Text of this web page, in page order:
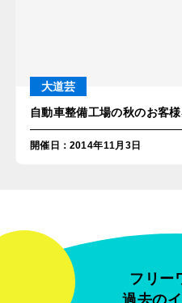
大道芸
自動車整備工場の秋のお客
開催日 ：2014年11月3日
フリー
過去の